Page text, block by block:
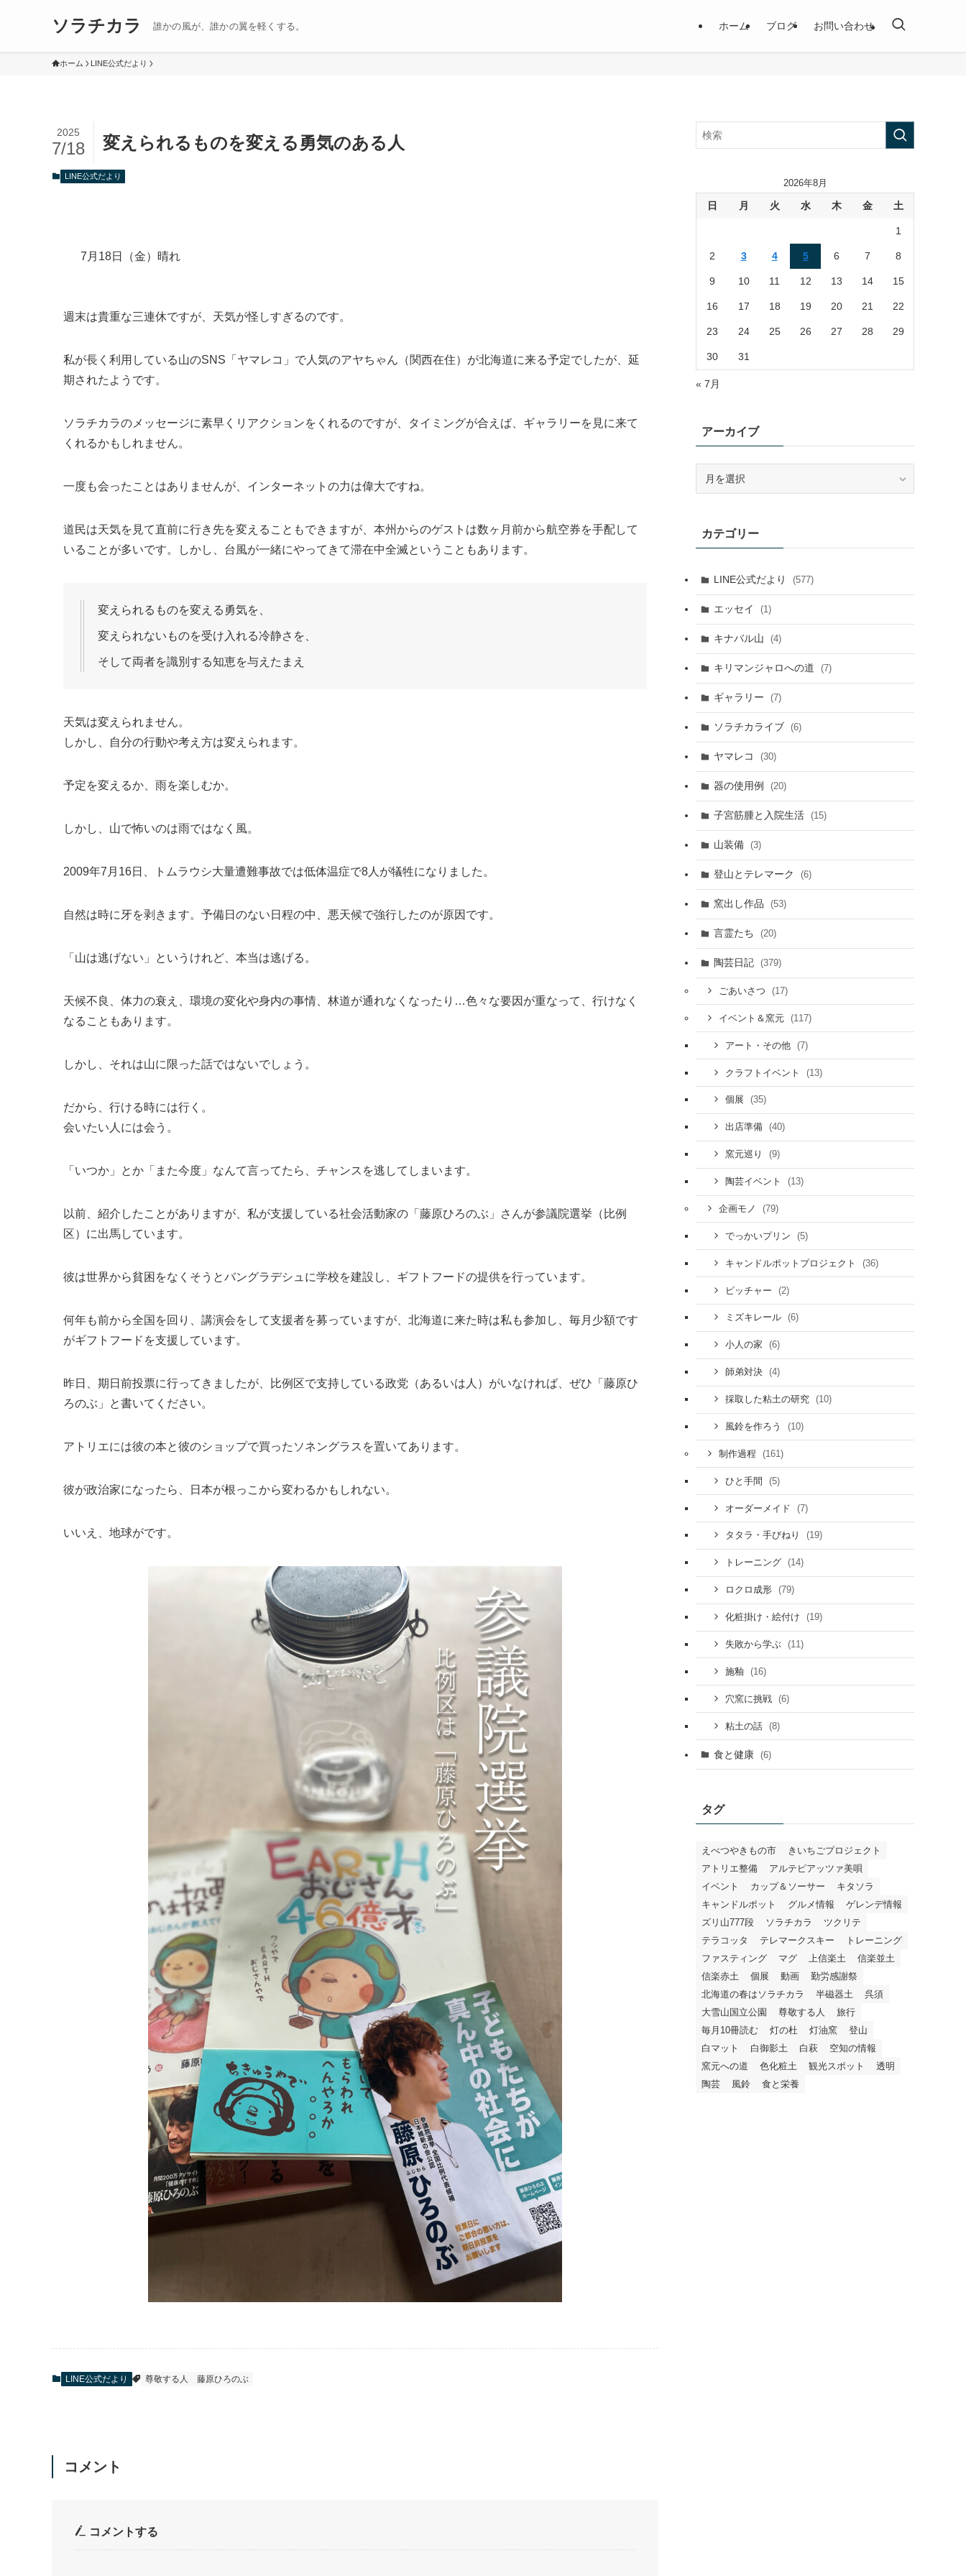
ソラチカラ 誰かの風が、誰かの翼を軽くする。 ホーム ブログ お問い合わせ
ホーム LINE公式だより
変えられるものを変える勇気のある人
2025
7/18
LINE公式だより
7月18日（金）晴れ
週末は貴重な三連休ですが、天気が怪しすぎるのです。
私が長く利用している山のSNS「ヤマレコ」で人気のアヤちゃん（関西在住）が北海道に来る予定でしたが、延
期されたようです。
ソラチカラのメッセージに素早くリアクションをくれるのですが、タイミングが合えば、ギャラリーを見に来て
くれるかもしれません。
一度も会ったことはありませんが、インターネットの力は偉大ですね。
道民は天気を見て直前に行き先を変えることもできますが、本州からのゲストは数ヶ月前から航空券を手配して
いることが多いです。しかし、台風が一緒にやってきて滞在中全滅ということもあります。
変えられるものを変える勇気を、
変えられないものを受け入れる冷静さを、
そして両者を識別する知恵を与えたまえ
天気は変えられません。
しかし、自分の行動や考え方は変えられます。
予定を変えるか、雨を楽しむか。
しかし、山で怖いのは雨ではなく風。
2009年7月16日、トムラウシ大量遭難事故では低体温症で8人が犠牲になりました。
自然は時に牙を剥きます。予備日のない日程の中、悪天候で強行したのが原因です。
「山は逃げない」というけれど、本当は逃げる。
天候不良、体力の衰え、環境の変化や身内の事情、林道が通れなくなったり…色々な要因が重なって、行けなく
なることもあります。
しかし、それは山に限った話ではないでしょう。
だから、行ける時には行く。
会いたい人には会う。
「いつか」とか「また今度」なんて言ってたら、チャンスを逃してしまいます。
以前、紹介したことがありますが、私が支援している社会活動家の「藤原ひろのぶ」さんが参議院選挙（比例
区）に出馬しています。
彼は世界から貧困をなくそうとバングラデシュに学校を建設し、ギフトフードの提供を行っています。
何年も前から全国を回り、講演会をして支援者を募っていますが、北海道に来た時は私も参加し、毎月少額です
がギフトフードを支援しています。
昨日、期日前投票に行ってきましたが、比例区で支持している政党（あるいは人）がいなければ、ぜひ「藤原ひ
ろのぶ」と書いてください。
アトリエには彼の本と彼のショップで買ったソネングラスを置いてあります。
彼が政治家になったら、日本が根っこから変わるかもしれない。
いいえ、地球がです。
LINE公式だより 尊敬する人 藤原ひろのぶ
コメント
コメントする
2026年8月
日 月 火 水 木 金 土
1
2 3 4 5 6 7 8
9 10 11 12 13 14 15
16 17 18 19 20 21 22
23 24 25 26 27 28 29
30 31
« 7月
アーカイブ
ブカテゴリー
LINE公式だより (577)
エッセイ (1)
キナバル山 (4)
キリマンジャロへの道 (7)
ギャラリー (7)
ソラチカライブ (6)
ヤマレコ (30)
器の使用例 (20)
子宮筋腫と入院生活 (15)
山装備 (3)
登山とテレマーク (6)
窯出し作品 (53)
言霊たち (20)
陶芸日記 (379)
ごあいさつ (17)
イベント＆窯元 (117)
アート・その他 (7)
クラフトイベント (13)
個展 (35)
出店準備 (40)
窯元巡り (9)
陶芸イベント (13)
企画モノ (79)
でっかいプリン (5)
キャンドルポットプロジェクト (36)
ピッチャー (2)
ミズキレール (6)
小人の家 (6)
師弟対決 (4)
採取した粘土の研究 (10)
風鈴を作ろう (10)
制作過程 (161)
ひと手間 (5)
オーダーメイド (7)
タタラ・手びねり (19)
トレーニング (14)
ロクロ成形 (79)
化粧掛け・絵付け (19)
失敗から学ぶ (11)
施釉 (16)
穴窯に挑戦 (6)
粘土の話 (8)
食と健康 (6)
タグ
えべつやきもの市
きいちごプロジェクト
アトリエ整備
アルテピアッツァ美唄
イベント
カップ＆ソーサー
キタソラ
キャンドルポット
グルメ情報
ゲレンデ情報
ズリ山777段
ソラチカラ
ツクリテ
テラコッタ
テレマークスキー
トレーニング
ファスティング
マグ 上信楽土
信楽並土
信楽赤土
個展 動画
勤労感謝祭
北海道の春はソラチカラ
半磁器土
呉須
大雪山国立公園
尊敬する人
旅行
毎月10冊読む
灯の杜 灯油窯
登山
白マット
白御影土 白萩
空知の情報
窯元への道
色化粧土 観光スポット
透明
陶芸
風鈴 食と栄養